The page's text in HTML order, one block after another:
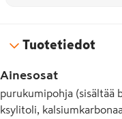
Tuotetiedot
Ainesosat
purukumipohja (sisältää
ksylitoli,